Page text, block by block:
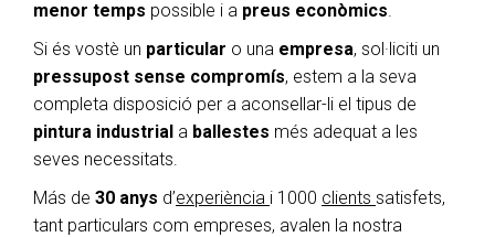
menor temps possible i a preus econòmics.
Si és vostè un particular o una empresa, sol·liciti un
pressupost sense compromís, estem a la seva
completa disposició per a aconsellar-li el tipus de
pintura industrial a ballestes més adequat a les
seves necessitats.
Más de 30 anys d’experiència i 1000 clients satisfets,
tant particulars com empreses, avalen la nostra